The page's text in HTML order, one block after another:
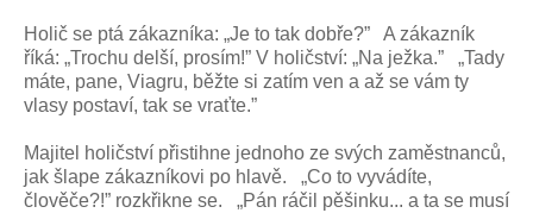
Holič se ptá zákazníka: „Je to tak dobře?” A zákazník
říká: „Trochu delší, prosím!” V holičství: „Na ježka.” „Tady
máte, pane, Viagru, běžte si zatím ven a až se vám ty
vlasy postaví, tak se vraťte.”
Majitel holičství přistihne jednoho ze svých zaměstnanců,
jak šlape zákazníkovi po hlavě. „Co to vyvádíte,
člověče?!” rozkřikne se. „Pán ráčil pěšinku... a ta se musí